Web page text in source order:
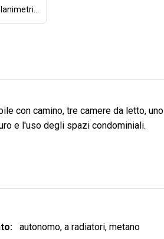
(1)
con camino, tre camere da letto, uno
e l'uso degli spazi condominiali.
autonomo, a radiatori, metano